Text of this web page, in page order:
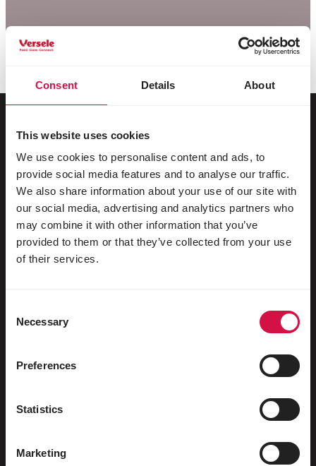
Consent Details About
This website uses cookies
We use cookies to personalise content and ads, to
provide social media features and to analyse our traffic.
We also share information about your use of our site with
our social media, advertising and analytics partners who
may combine it with other information that you’ve
provided to them or that they’ve collected from your use
of their services.
Selection
Necessary
Preferences
Statistics
Marketing
Voor jouw dier
Siervogels
Buitenvogels
Steltlopers & loopvogels
Sierduiven
Fretten
Reptielen